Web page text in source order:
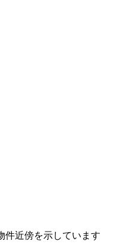
近傍を示しています